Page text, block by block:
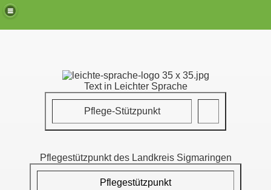
Text in Leichter Sprache
Pflege-Stützpunkt
Pflegestützpunktdes Landkreis Sigmaringen
Pflegestützpunkt